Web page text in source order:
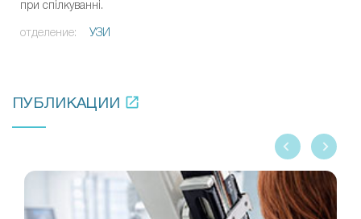
при спілкуванні.
отделение: УЗИ
ПУБЛИКАЦИИ